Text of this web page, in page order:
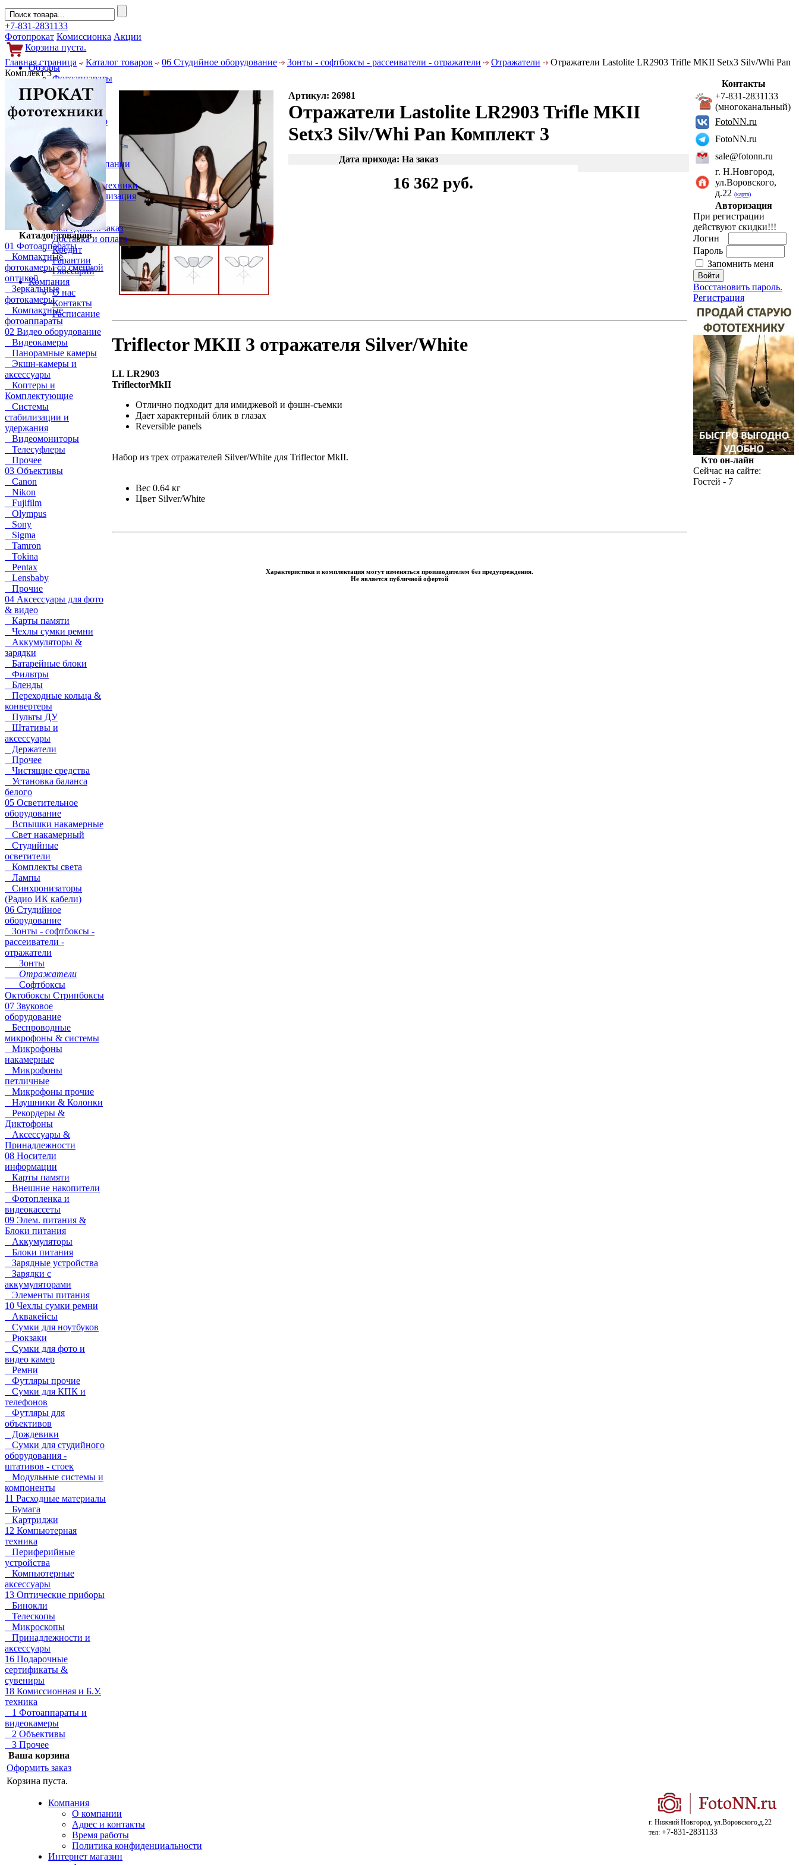
+7-831-2831133
Фотопрокат Комиссионка Акции
Корзина пуста.
Обзоры
Фотоаппараты
Объективы
Фильтры
Новости
Фото и видео
Гаджеты
Аксессуары
Слухи
Новости компании
Услуги
Прокат фототехники
Выкуп и реализация
Покупателям
Акции
Как сделать заказ
Доставка и оплата
Кредит
Гарантии
Глоссарий
Компания
О нас
Контакты
Расписание
Главная страница Каталог товаров 06 Студийное оборудование Зонты - софтбоксы - рассеиватели - отражатели Отражатели
Отражатели Lastolite LR2903 Trifle MKII Setx3 Silv/Whi Pan
Комплект 3
Каталог товаров
01 Фотоаппараты
Компактные
фотокамеры со сменной
оптикой
Зеркальные
фотокамеры
Компактные
фотоаппараты
02 Видео оборудование
Видеокамеры
Панорамные камеры
Экшн-камеры и
аксессуары
Коптеры и
Комплектующие
Системы
стабилизации и
удержания
Видеомониторы
Телесуфлеры
Прочее
03 Объективы
Canon
Nikon
Fujifilm
Olympus
Sony
Sigma
Tamron
Tokina
Pentax
Lensbaby
Прочие
04 Аксессуары для фото
& видео
Карты памяти
Чехлы сумки ремни
Аккумуляторы &
зарядки
Батарейные блоки
Фильтры
Бленды
Переходные кольца &
конвертеры
Пульты ДУ
Штативы и
аксессуары
Держатели
Прочее
Чистящие средства
Установка баланса
белого
05 Осветительное
оборудование
Вспышки накамерные
Свет накамерный
Студийные
осветители
Комплекты света
Лампы
Синхронизаторы
(Радио ИК кабели)
06 Студийное
оборудование
Зонты - софтбоксы -
рассеиватели -
отражатели
Зонты
Отражатели
Софтбоксы
Октобоксы Стрипбоксы
07 Звуковое
оборудование
Беспроводные
микрофоны & системы
Микрофоны
накамерные
Микрофоны
петличные
Микрофоны прочие
Наушники & Колонки
Рекордеры &
Диктофоны
Аксессуары &
Принадлежности
08 Носители
информации
Карты памяти
Внешние накопители
Фотопленка и
видеокассеты
09 Элем. питания &
Блоки питания
Аккумуляторы
Блоки питания
Зарядные устройства
Зарядки с
аккумуляторами
Элементы питания
10 Чехлы сумки ремни
Аквакейсы
Сумки для ноутбуков
Рюкзаки
Сумки для фото и
видео камер
Ремни
Футляры прочие
Сумки для КПК и
телефонов
Футляры для
объективов
Дождевики
Сумки для студийного
оборудования -
штативов - стоек
Модульные системы и
компоненты
11 Расходные материалы
Бумага
Картриджи
12 Компьютерная
техника
Периферийные
устройства
Компьютерные
аксессуары
13 Оптические приборы
Бинокли
Телескопы
Микроскопы
Принадлежности и
аксессуары
16 Подарочные
сертификаты &
сувениры
18 Комиссионная и Б.У.
техника
1 Фотоаппараты и
видеокамеры
2 Объективы
3 Прочее
Ваша корзина
Оформить заказ
Корзина пуста.
Артикул: 26981
Отражатели Lastolite LR2903 Trifle MKII
Setx3 Silv/Whi Pan Комплект 3
Дата прихода: На заказ
16 362 руб.
Triflector MKII 3 отражателя Silver/White
LL LR2903
TriflectorMkII
Отлично подходит для имиджевой и фэшн-съемки
Дает характерный блик в глазах
Reversible panels
Набор из трех отражателей Silver/White для Triflector MkII.
Вес 0.64 кг
Цвет Silver/White
Характеристики и комплектация могут изменяться производителем без предупреждения.
Не является публичной офертой
Контакты
+7-831-2831133
(многоканальный)
FotoNN.ru
FotoNN.ru
sale@fotonn.ru
г. Н.Новгород,
ул.Воровского,
д.22 (карта)
Авторизация
При регистрации
действуют скидки!!!
Логин
Пароль
Запомнить меня
Восстановить пароль.
Регистрация
Кто он-лайн
Сейчас на сайте:
Гостей - 7
Компания
О компании
Адрес и контакты
Время работы
Политика конфиденциальности
Интернет магазин
г. Нижний Новгород, ул.Воровского,д.22
тел: +7-831-2831133